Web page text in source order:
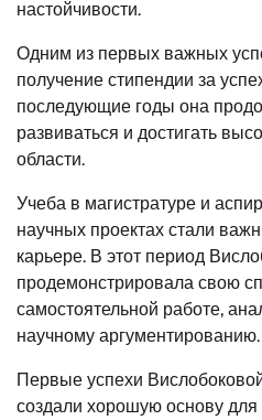
настойчивости.
Одним из первых важных
получение стипендии за
последующие годы она
развиваться и достигать
области.
Учеба в магистратуре и
научных проектах стали
карьере. В этот период
продемонстрировала свою
самостоятельной работе,
научному аргументированию.
Первые успехи
создали хорошую основу